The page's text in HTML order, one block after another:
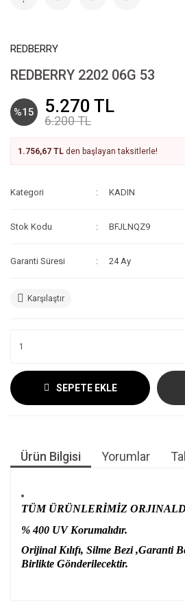
REDBERRY
REDBERRY 2202 06G 53
%15 5.270 TL
6.200 TL
1.756,67 TL den başlayan taksitlerle!
Kategori KADIN
Stok Kodu BFJLNQZ9
Garanti Süresi 24 Ay
Karşılaştır
SEPETE EKLE
Ürün Bilgisi Yorumlar
TÜM ÜRÜNLERİMİZ
% 400 UV Korumalıdır.
Orijinal Kılıfı, Silme Bezi ,Garanti
Birlikte Gönderilecektir.